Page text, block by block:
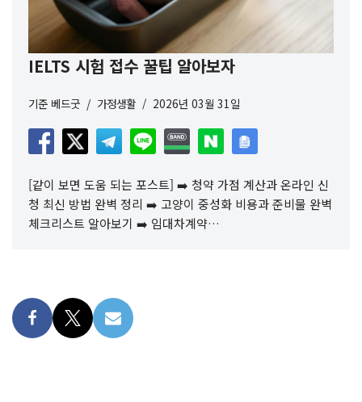
IELTS 시험 접수 꿀팁 알아보자
기준 베드굿 가정생활 2026년 03월 31일
[같이 보면 도움 되는 포스트] ➡️ 청약 가점 계산과 온라인 신
청 최신 방법 완벽 정리 ➡️ 고양이 중성화 비용과 준비물 완벽
체크리스트 알아보기 ➡️ 임대차계약…